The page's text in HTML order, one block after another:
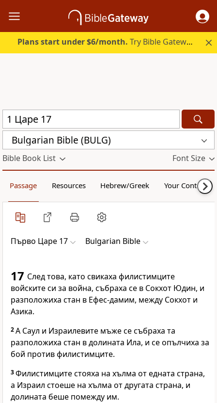
Plans start under $6/month. Try Bible Gateway Plus.
Bulgarian Bible (BULG)
Bible Book List Font Size
Passage Resources Hebrew/Greek Your Content
Първо Царе 17 Bulgarian Bible
17 След това, като свикаха филистимците
войските си за война, събраха се в Сокхот Юдин, и
разположиха стан в Ефес-дамим, между Сокхот и
Азика.
2А Саул и Израилевите мъже се събраха та
разположиха стан в долината Ила, и се опълчиха за
бой против филистимците.
3Филистимците стояха на хълма от едната страна,
а Израил стоеше на хълма от другата страна, и
долината беше помежду им.